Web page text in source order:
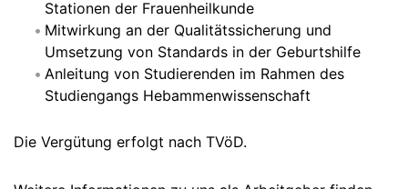
Stationen der Frauenheilkunde
Mitwirkung an der Qualitätssicherung und
Umsetzung von Standards in der Geburtshilfe
Anleitung von Studierenden im Rahmen des
Studiengangs Hebammenwissenschaft
Die Vergütung erfolgt nach TVöD.